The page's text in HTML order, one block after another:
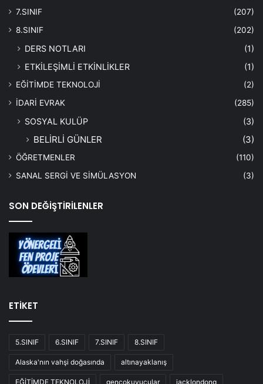
7.SINIF
(207)
8.SINIF
(202)
DERS NOTLARI
(1)
ETKİLEŞİMLİ ETKİNLİKLER
(1)
EĞİTİMDE TEKNOLOJİ
(2)
İDARİ EVRAK
(285)
SOSYAL KULÜP (3)
BELİRLİ GÜNLER (3)
ÖĞRETMENLER
(110)
SANAL SERGİ VE SİMÜLASYON
(3)
SON DEĞİŞTİRİLENLER
ETİKET
5.SINIF 6.SINIF 7.SINIF 8.SINIF
Alaska'nın vahşi doğasında altınayaklanış
EĞİTİMDE TEKNOLOJİ gençokuyucular jacklondong